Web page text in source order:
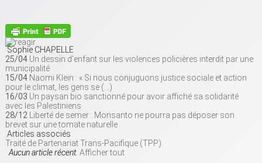
Sophie CHAPELLE
25/04 Un dessin d’enfant sur les violences policières interdit par une
municipalité
15/04 Naomi Klein : « Si nous conjuguons justice sociale et action
pour le climat, les gens se (…)
16/03 Un paysan bio sanctionné pour avoir affiché sa solidarité
avec les Palestiniens
28/12
Liberté de semer : Monsanto ne pourra pas déposer son
brevet sur une tomate naturelle
Articles associés
Traité de Partenariat Trans-Pacifique (TPP)
Aucun article récent. Afficher tout